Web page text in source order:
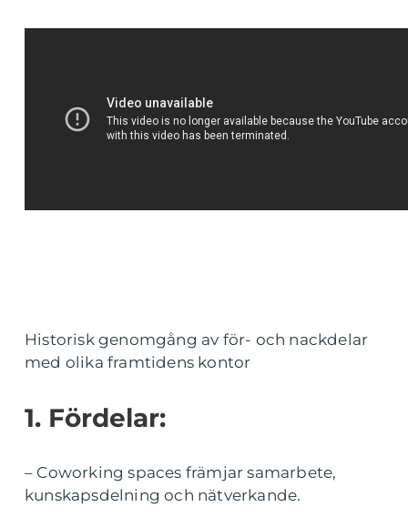
Historisk genomgång av för- och nackdelar
med olika framtidens kontor
1. Fördelar:
– Coworking spaces främjar samarbete,
kunskapsdelning och nätverkande.